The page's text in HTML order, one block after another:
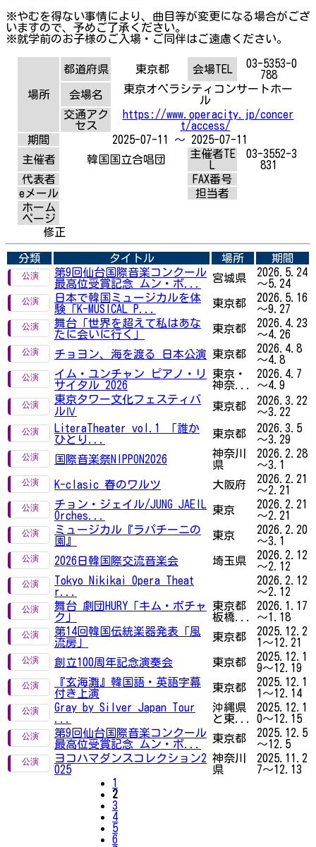
※やむを得ない事情により、曲目等が変更になる場合がござ
いますので、予めご了承ください。
※就学前のお子様のご入場・ご同伴はご遠慮ください。
場所
都道府県 東京都 会場TEL
03-5353-0
788
会場名
東京オペラシティコンサートホー
ル
交通アク
セス
https://www.operacity.jp/concer
t/access/
期間
2025-07-11 ～ 2025-07-11
主催者
韓国国立合唱団
主催者TE
03-3552-3
831
代表者
FAX番号
eメール
担当者
ホーム
ページ
修正
分類 タイトル 場所
期間
第9回仙台国際音楽コンクール
最高位受賞記念 ムン・ボ...
宮城県
2026.5.24
～5.24
日本で韓国ミュージカルを体
験「K-MUSICAL P...
東京都
2026.5.16
～9.27
舞台「世界を超えて私はあな
たに会いに行く」
東京都
2026.4.23
～4.26
チョヨン、海を渡る 日本公演
東京都
2026.4.8
～4.8
イム・ユンチャン ピアノ・リ
サイタル 2026
東京・
神奈...
2026.4.7
～4.9
東京タワー文化フェスティバ
ルⅣ
東京都
2026.3.22
～3.22
LiteraTheater vol.1 「誰か
ひとり...
東京都
2026.3.5
～3.29
国際音楽祭NIPPON2026
神奈川
県
2026.2.28
～3.1
K-clasic 春のワルツ
大阪府
2026.2.21
～2.21
チョン・ジェイル/JUNG JAEIL
Orches...
東京
2026.2.21
～2.21
ミュージカル『ラパチーニの
園』
東京
2026.2.20
～3.1
2026日韓国際交流音楽会
埼玉県
2026.2.12
～2.12
Tokyo Nikikai Opera Theat
r...
2026.2.12
～2.12
舞台 劇団HURY「キム・ボチャ
ク」
東京都
板橋...
2026.1.17
～1.18
第14回韓国伝統楽器発表「風
流房」
東京都
2025.12.2
1～12.21
創立100周年記念演奏会
東京都
2025.12.1
9～12.19
『玄海灘』韓国語・英語字幕
付き上演
東京都
2025.12.1
1～12.14
Gray by Silver Japan Tour
沖縄県
と東...
2025.12.1
0～12.15
第9回仙台国際音楽コンクール
最高位受賞記念 ムン・ボ...
東京都
2025.12.5
～12.5
ヨコハマダンスコレクション2
025
神奈川
県
2025.11.2
7～12.13
1
2
3
4
5
6